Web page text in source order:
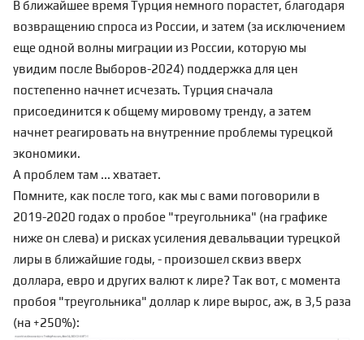
В ближайшее время Турция немного порастет, благодаря
возвращению спроса из России, и затем (за исключением
еще одной волны миграции из России, которую мы
увидим после Выборов-2024) поддержка для цен
постепенно начнет исчезать. Турция сначала
присоединится к общему мировому тренду, а затем
начнет реагировать на внутренние проблемы турецкой
экономики.
А проблем там ... хватает.
Помните, как после того, как мы с вами поговорили в
2019-2020 годах о пробое "треугольника" (на графике
ниже он слева) и рисках усиления девальвации турецкой
лиры в ближайшие годы, - произошел сквиз вверх
доллара, евро и других валют к лире? Так вот, с момента
пробоя "треугольника" доллар к лире вырос, аж, в 3,5 раза
(на +250%):